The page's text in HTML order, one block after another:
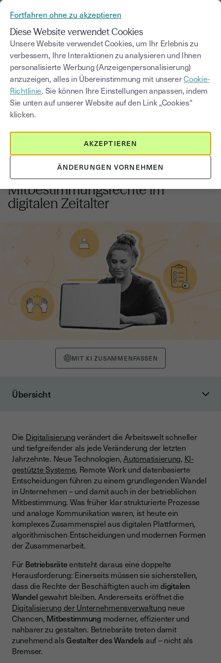
Blog
Kategorie auswählen Saisissez un terme
Betriebsrat und digitale
Transformation:
Mitbestimmungsrechte im
digitalen Zeitalter
MIT KI ZUSAMMENFASSEN
Übersicht
KI und Automatisierung: Neue Machtverhältnisse im Betrieb
Digitale Unternehmenskultur: Kommunikation verändert sich
Mitbestimmungsrechte im digitalen Kontext: Das gilt heute
Übersicht: Relevante BetrVG-Paragraphen für digitale
Mitbestimmung
Einführung digitaler Tools und Systeme
Datenschutz und IT-Sicherheit
Arbeitszeit und Erreichbarkeit
Weiterbildung und digitale Qualifizierung
Herausforderungen für Betriebsräte in der digitalen
Transformation
Informationsasymmetrie: Unternehmen sind oft weiter
Schneller technologischer Wandel
Komplexität digitaler Systeme
Die Digitalisierungverändert die Arbeitswelt schneller
und tiefgreifender als jede Veränderung der letzten
Jahrzehnte. Neue Technologien,Automatisierung, KI-
gestützte Systeme, Remote Work und datenbasierte
Entscheidungen führen zu einem grundlegenden Wandel
in Unternehmen – und damit auch in der betrieblichen
Mitbestimmung. Was früher klar strukturierte Prozesse
und analoge Kommunikation waren, ist heute ein
komplexes Zusammenspiel aus digitalen Plattformen,
algorithmischen Entscheidungen und modernen Formen
der Zusammenarbeit.
Für Betriebsräteentsteht daraus eine doppelte
Herausforderung: Einerseits müssen sie sicherstellen,
dass die Rechte der Beschäftigten auch imdigitalen
Wandelgewahrt bleiben. Andererseits eröffnet die
Digitalisierung der Unternehmensverwaltung neue
Chancen, Mitbestimmung moderner, effizienter und
nahbarer zu gestalten. Betriebsräte treten damit
zunehmend alsGestalter des Wandelsauf – nicht als
Bremser.
Fortfahren ohne zu akzeptieren
Diese Website verwendet Cookies
Unsere Website verwendet Cookies, um Ihr Erlebnis zu
verbessern, Ihre Interaktionen zu analysieren und Ihnen
personalisierte Werbung (Anzeigenpersonalisierung)
anzuzeigen, alles in Übereinstimmung mit unsererCookie-
Richtlinie. Sie können Ihre Einstellungen anpassen, indem
Sie unten auf unserer Website auf den Link „Cookies“
klicken.
ÄNDERUNGEN VORNEHMEN
AKZEPTIEREN